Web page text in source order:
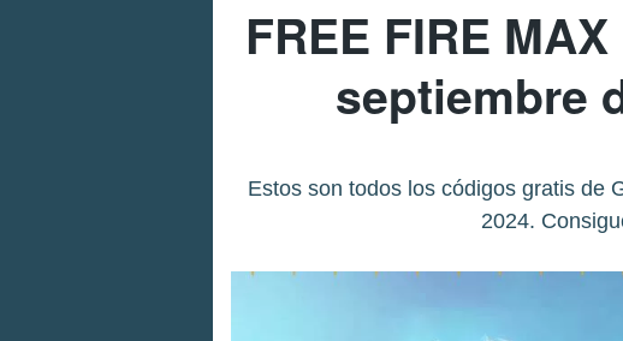
FREE FIRE
septiembre
Estos son todos los códigos gratis de
2024.